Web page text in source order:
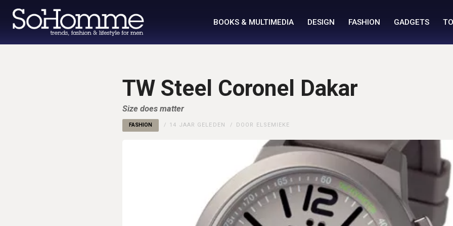
BOOKS & MULTIMEDIA DESIGN FASHION GADGETS
TW Steel Coronel Dakar
Size does matter
FASHION 14 JAAR GELEDEN DOOR ELSEMIEKE